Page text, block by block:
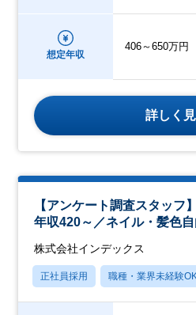
想定年収
406～650万円
詳しく
【アンケート調査スタッフ
年収420～／ネイル・髪色
株式会社インデックス
正社員採用 職種・業界未経験